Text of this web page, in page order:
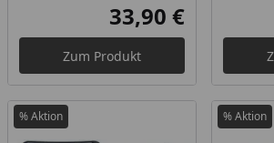
Aktueller Preis
33,90 €
Zum Produkt
% Aktion % Aktion